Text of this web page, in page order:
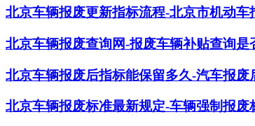
北京车辆报废更新指标流程-北京市机动车
北京车辆报废查询网-报废车辆补贴查询是
北京车辆报废后指标能保留多久-汽车报废
北京车辆报废标准最新规定-车辆强制报废